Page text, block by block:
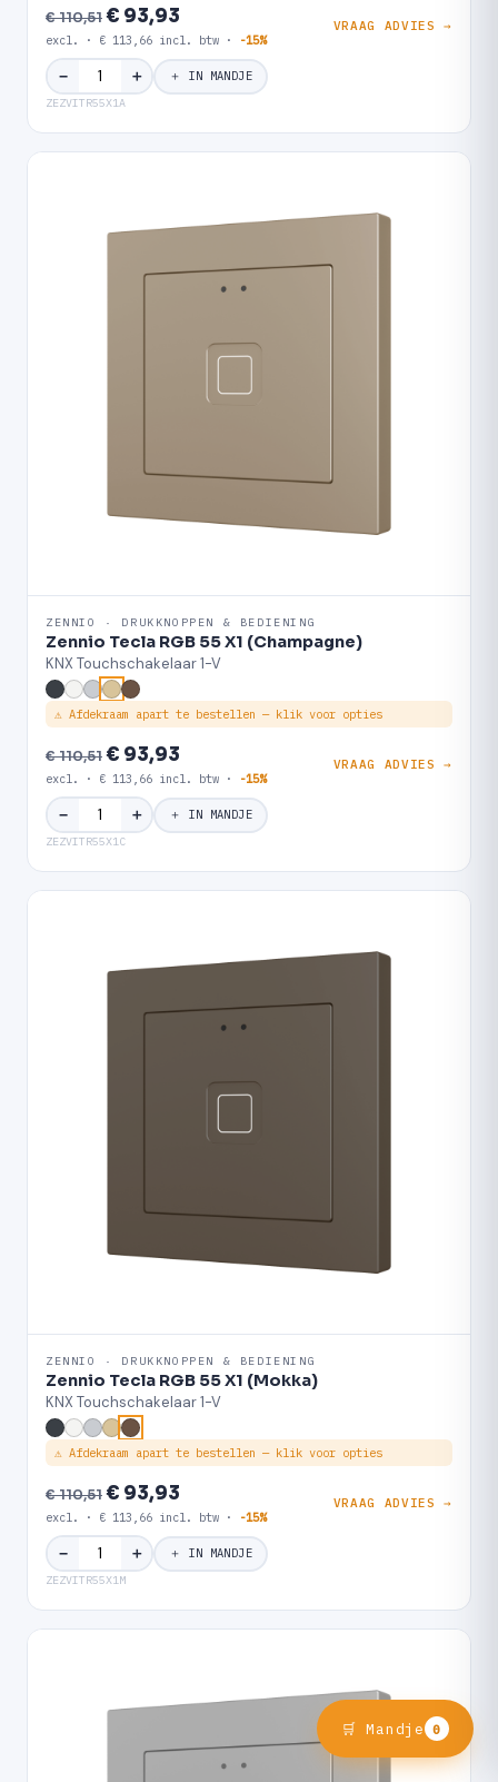
€ 110,51€ 93,93
excl. · € 113,66 incl. btw · -15%
VRAAG ADVIES →
− ＋ ＋ IN MANDJE
ZEZVITR55X1A
ZENNIO · DRUKKNOPPEN & BEDIENING
Zennio Tecla RGB 55 X1 (Champagne)
KNX Touchschakelaar 1-V
⚠ Afdekraam apart te bestellen — klik voor opties
€ 110,51€ 93,93
excl. · € 113,66 incl. btw · -15%
VRAAG ADVIES →
− ＋ ＋ IN MANDJE
ZEZVITR55X1C
ZENNIO · DRUKKNOPPEN & BEDIENING
Zennio Tecla RGB 55 X1 (Mokka)
KNX Touchschakelaar 1-V
⚠ Afdekraam apart te bestellen — klik voor opties
€ 110,51€ 93,93
excl. · € 113,66 incl. btw · -15%
VRAAG ADVIES →
− ＋ ＋ IN MANDJE
ZEZVITR55X1M
🛒 Mandje 0